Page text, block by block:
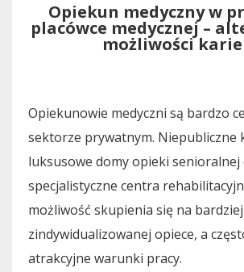
Opiekun medyczny w
placówce medycznej –
możliwości
Opiekunowie medyczni są bardzo
sektorze prywatnym. Niepubliczne
luksusowe domy opieki senioralnej
specjalistyczne centra
możliwość skupienia się na bardziej
zindywidualizowanej opiece, a
atrakcyjne warunki pracy.